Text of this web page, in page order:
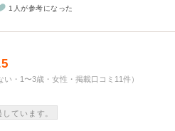
1人が参考になった
・1〜3歳・女性・掲載口コミ11件）
ています。